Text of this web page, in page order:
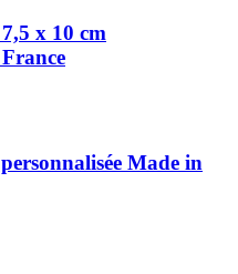
x 10 cm
Made in